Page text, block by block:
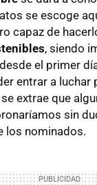
se escoge
capaz de
, siendo
el primer
entrar a luchar
extrae que
sin
los nominados.